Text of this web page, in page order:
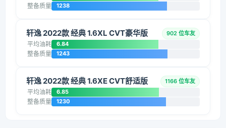
整备质量 1238
轩逸 2022款 经典 1.6XL CVT豪华版 902 位车友
平均油耗 6.84
整备质量 1243
轩逸 2022款 经典 1.6XE CVT舒适版 1166 位车友
平均油耗 6.85
整备质量 1230